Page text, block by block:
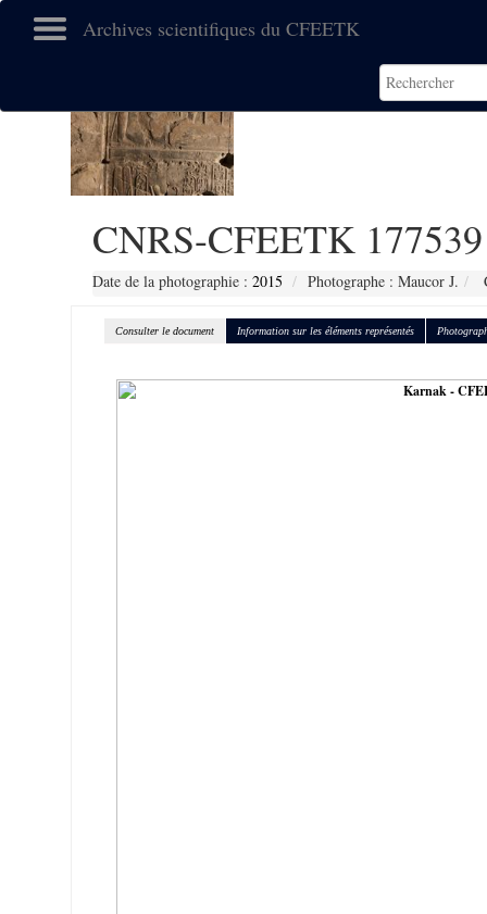
Archives scientifiques du CFEETK
CNRS-CFEETK 177539
Date de la photographie : 2015 Photographe : Maucor J.
Consulter le document Information sur les éléments représentés